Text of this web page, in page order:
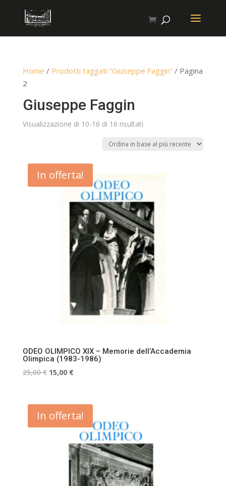
Home / Prodotti taggati “Giuseppe Faggin”/ Pagina
2
Giuseppe Faggin
Visualizzazione di 10-16 di 16 risultatiOrdina
base
In offerta!
ODEO OLIMPICO XIX – Memorie dell’Accademia
Olimpica (1983-1986)
25,00€ Il
era:
25,00 €.
15,00 €Il
è:
15,00 €.
In offerta!